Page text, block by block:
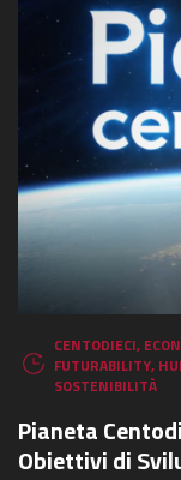
CENTODIECI,
FUTURABILITY,
SOSTENIBILITÀ
Pianeta
Obiettivi di